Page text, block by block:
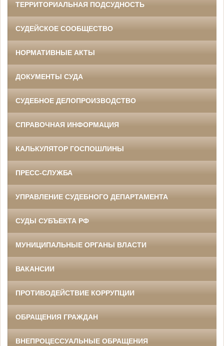
ТЕРРИТОРИАЛЬНАЯ ПОДСУДНОСТЬ
СУДЕЙСКОЕ СООБЩЕСТВО
НОРМАТИВНЫЕ АКТЫ
ДОКУМЕНТЫ СУДА
СУДЕБНОЕ ДЕЛОПРОИЗВОДСТВО
СПРАВОЧНАЯ ИНФОРМАЦИЯ
КАЛЬКУЛЯТОР ГОСПОШЛИНЫ
ПРЕСС-СЛУЖБА
УПРАВЛЕНИЕ СУДЕБНОГО ДЕПАРТАМЕНТА
СУДЫ СУБЪЕКТА РФ
МУНИЦИПАЛЬНЫЕ ОРГАНЫ ВЛАСТИ
ВАКАНСИИ
ПРОТИВОДЕЙСТВИЕ КОРРУПЦИИ
ОБРАЩЕНИЯ ГРАЖДАН
ВНЕПРОЦЕССУАЛЬНЫЕ ОБРАЩЕНИЯ